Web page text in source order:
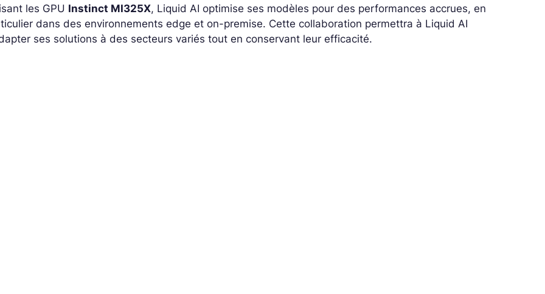
les GPU Instinct MI325X, Liquid AI optimise ses modèles pour des performances accrues, en
dans des environnements edge et on-premise. Cette collaboration permettra à Liquid AI
ses solutions à des secteurs variés tout en conservant leur efficacité.